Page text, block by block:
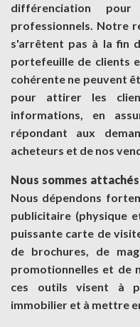
différenciation
professionnels. Notre
s'arrêtent pas à la fin
portefeuille de clients
cohérente ne peuvent
pour attirer les
informations, en
répondant aux
acheteurs et de nos
Nous sommes
Nous dépendons
publicitaire (physique
puissante carte de
de brochures, de
promotionnelles et de
ces outils visent à
immobilier et à mettre